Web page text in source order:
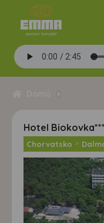
Hotel
Chorvatsko >